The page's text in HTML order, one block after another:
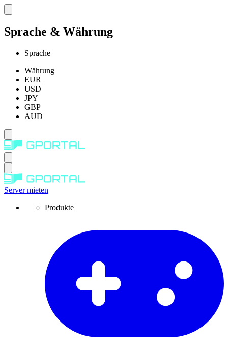
Sprache & Währung
Sprache
Währung
EUR
USD
JPY
GBP
AUD
Server mieten
Produkte